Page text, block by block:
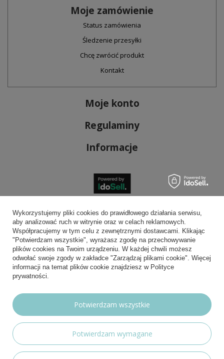
Moje zamówienie
Status zamówienia
Śledzenie przesyłki
Chcę zwrócić produkt
Kontakt
Moje konto
Regulaminy
Informacje
Bezpieczne płatności
Wygodna dostawa
Możesz nam zaufać
Wykorzystujemy pliki cookies do prawidłowego działania serwisu,
aby analizować ruch w witrynie oraz w celach reklamowych.
Współpracujemy w tym celu z zewnętrznymi dostawcami. Klikając
"Potwierdzam wszystkie", wyrażasz zgodę na przechowywanie
plików cookies na Twoim urządzeniu. W każdej chwili możesz
odwołać swoje zgody w zakładce "Zarządzaj plikami cookie". Więcej
informacji na temat plików cookie znajdziesz w Polityce
prywatności.
Potwierdzam wymagane
Potwierdzam wszystkie